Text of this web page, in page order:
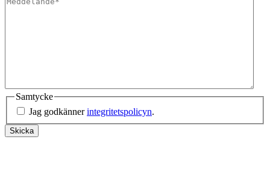
Samtycke
Jag godkännerintegritetspolicyn.
Skicka